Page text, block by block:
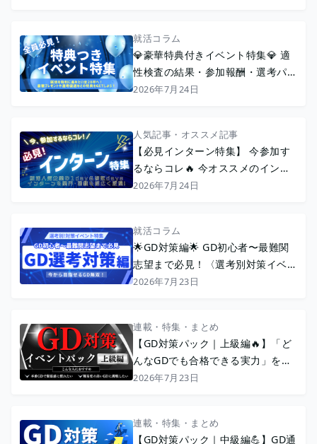
就活コラム
💎豪華特典付きイベント特集💎 適
性検査の結果・参加報酬・選考パス
などの特典でおトクに就活！
2026年7月24日
人気記事・オススメ記事
【必見インターン特集】 今参加す
るならコレ🔥 今オススメのインタ
ーンを厳選特集！
2026年7月24日
就活コラム
🌟GD対策編🌟 GD初心者〜最難関
志望まで必見！〈選考別対策イベン
ト特集〉
2026年7月23日
連載・特集・まとめ
【GD対策パック｜上級編🔥】「ど
んなGDでも合格できる実力」を身
につける 上級者向けイベント特集
2026年7月23日
連載・特集・まとめ
【GD対策パック｜中級編💪】GD通